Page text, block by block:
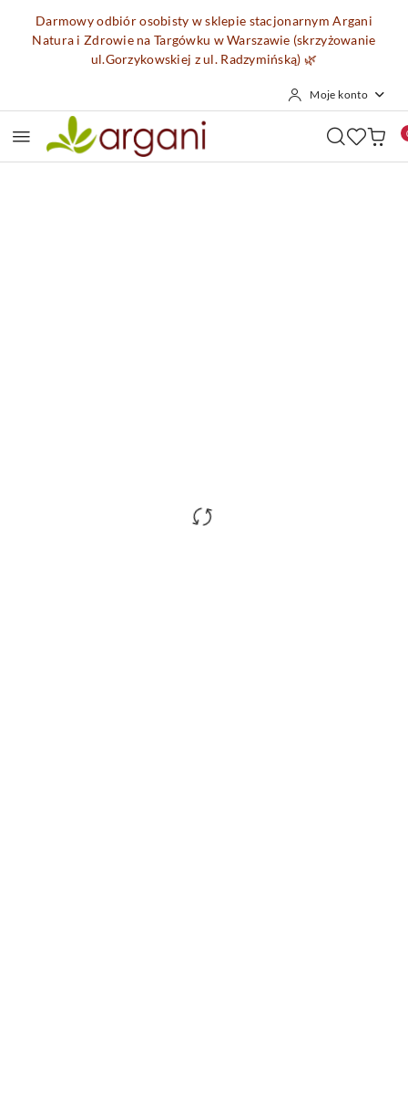
Przejdź do treści głównej
Przejdź do wyszukiwarki
Przejdź do moje konto
Przejdź do menu głównego
Przejdź do opisu produktu
Przejdź do stopki
Darmowy odbiór osobisty w sklepie stacjonarnym Argani
Natura i Zdrowie na Targówku w Warszawie (skrzyżowanie
ul.Gorzykowskiej z ul. Radzymińską) 🌿
Moje konto